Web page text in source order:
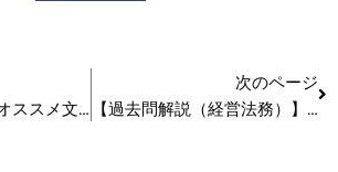
これは使うべき！オススメ文具5選【中小企業診断士2次試験対策】
次のページ
【過去問解説（経営法務）】R3 第9問 意匠登録制度